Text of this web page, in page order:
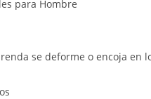
para Hombre
se deforme o encoja en